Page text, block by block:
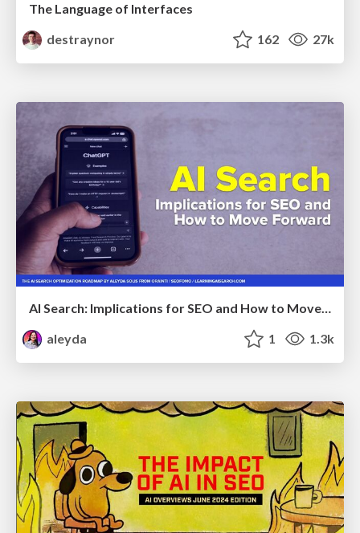
The Language of Interfaces
destraynor
162 27k
AI Search: Implications for SEO and How to Move Forward - #ShenzhenSEOConference
aleyda
1 1.3k